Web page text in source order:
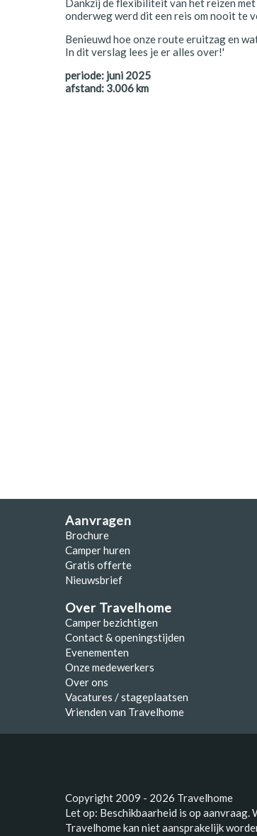
Zuid-AfrikaDankzij de flexibiliteit van het reizen met
onderweg werd dit een reis om nooit te
Benieuwd hoe onze route eruitzag en
In dit verslag lees je er alles over!'
periode: juni 2025
afstand: 3.006km
Aanvragen
Brochure
Camper huren
Gratis offerte
Nieuwsbrief
Over Travelhome
Camper bezichtigen
Contact & openingstijden
Evenementen
Onze medewerkers
Over ons
Vacatures / stageplaatsen
Vrienden van Travelhome
Copyright 2009 - 2026 Travelhome
Let op: Beschikbaarheid is op
Travelhome kan niet aansprakelijk